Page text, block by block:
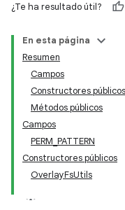
¿Te ha resultado útil?
En esta página
Resumen
Campos
Constructores públicos
Métodos públicos
Campos
PERM_PATTERN
Constructores públicos
OverlayFsUtils